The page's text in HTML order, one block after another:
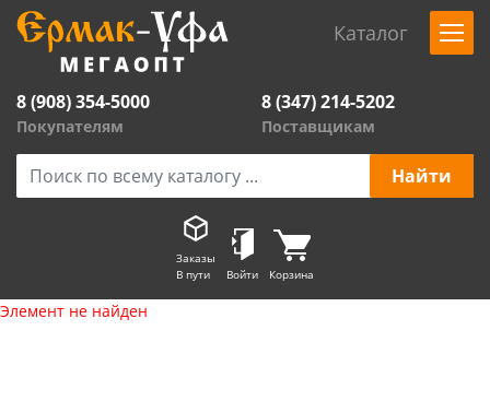
Каталог
8 (908) 354-5000
Покупателям
8 (347) 214-5202
Поставщикам
Заказы
В пути
Войти Корзина
Элемент не найден